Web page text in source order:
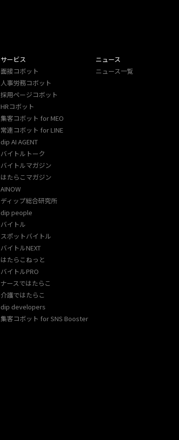
サービス
面接コボット
人事労務コボット​
採用ページコボット​
HRコボット
集客コボット for MEO
常連コボット for LINE​
dip AI AGENT
バイトルトーク
バイトルマガジン
はたらこマガジン
AINOW
ディップ総合研究所
dip people
バイトル
スポットバイトル
バイトルNEXT
はたらこねっと
バイトルPRO
ナースではたらこ
介護ではたらこ
dip developers
集客コボット for SNS Booster
ニュース
ニュース一覧